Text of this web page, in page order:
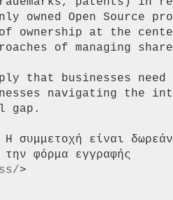
συμμετοχή είναι
την φόρμα εγγραφής
>